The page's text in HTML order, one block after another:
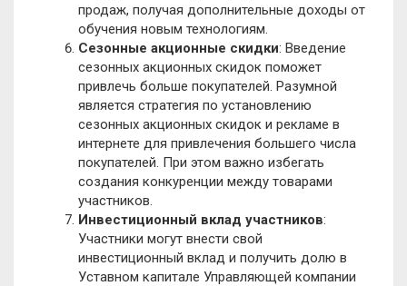
продаж, получая дополнительные доходы от
обучения новым технологиям.
Сезонные акционные скидки: Введение
сезонных акционных скидок поможет
привлечь больше покупателей. Разумной
является стратегия по установлению
сезонных акционных скидок и рекламе в
интернете для привлечения большего числа
покупателей. При этом важно избегать
создания конкуренции между товарами
участников.
Инвестиционный вклад участников:
Участники могут внести свой
инвестиционный вклад и получить долю в
Уставном капитале Управляющей компании